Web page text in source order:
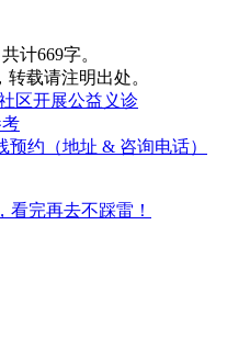
计669字。
载请注明出处。
区开展公益义诊
约（地址 & 咨询电话）
完再去不踩雷！